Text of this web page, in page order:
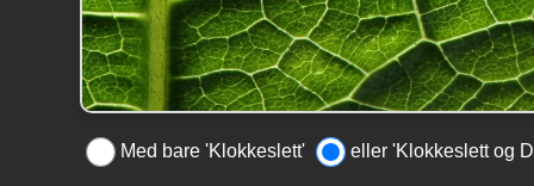
Med bare 'Klokkeslett' eller 'Klokkeslett og